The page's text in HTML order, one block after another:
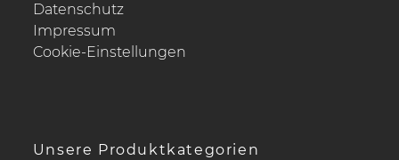
Datenschutz
Impressum
Cookie-Einstellungen
Unsere Produktkategorien